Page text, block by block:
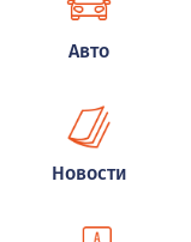
Авто
Новости